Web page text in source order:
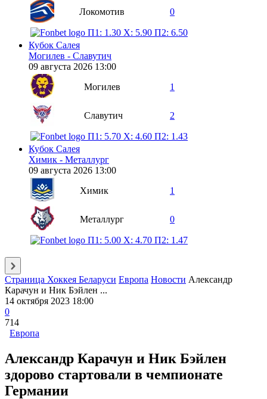
Локомотив 0
П1: 1.30 X: 5.90 П2: 6.50
Кубок Салея
Могилев - Славутич
09 августа 2026 13:00
Могилев
1
Славутич 2
П1: 5.70 X: 4.60 П2: 1.43
Кубок Салея
Химик - Металлург
09 августа 2026 13:00
Химик
1
Металлург 0
П1: 5.00 X: 4.70 П2: 1.47
Страница Хоккея Беларуси Европа Новости Александр
Карачун и Ник Бэйлен ...
14 октября 2023 18:00
0
714
Европа
Александр Карачун и Ник Бэйлен
здорово стартовали в чемпионате
Германии